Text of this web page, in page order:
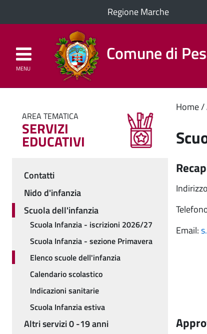
Regione Marche
Comune di
MENU
Home
Email:
AREA TEMATICA
SERVIZI
EDUCATIVI
Menu
Contatti
Nido d'infanzia
Scuola dell'infanzia
Scuola Infanzia - iscrizioni 2026/27
Scuola Infanzia - sezione Primavera
Elenco scuole dell'infanzia
Calendario scolastico
Indicazioni sanitarie
Scuola Infanzia estiva
Altri servizi 0 -19 anni